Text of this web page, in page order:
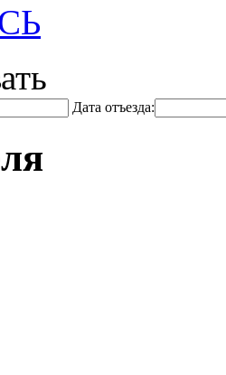
Дата отъезда: